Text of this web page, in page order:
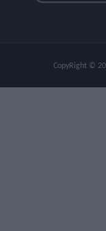
CopyRight ©